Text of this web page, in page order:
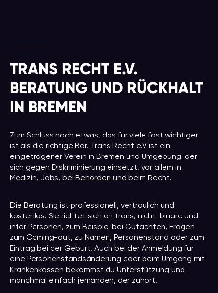
TRANS RECHT E.V.
BERATUNG UND RÜCKHALT
IN BREMEN
Zum Schluss noch etwas, das für viele fast wichtiger
ist als die richtige Bar. Trans Recht e.V ist ein
eingetragener Verein in Bremen und Umgebung, der
sich gegen Diskriminierung einsetzt, vor allem in
Medizin, Jobs, bei Behörden und beim Recht.
Die Beratung ist professionell, vertraulich und
kostenlos. Sie richtet sich an trans, nicht-binäre und
inter Personen, zum Beispiel bei Gutachten, Fragen
zum Coming-out, zu Namen, Personenstand oder zum
Eintrag bei der Geburt. Auch bei der Anmeldung für
eine Personenstandsänderung oder beim Umgang mit
Krankenkassen bekommst du Unterstützung und
manchmal einfach jemanden, der zuhört.